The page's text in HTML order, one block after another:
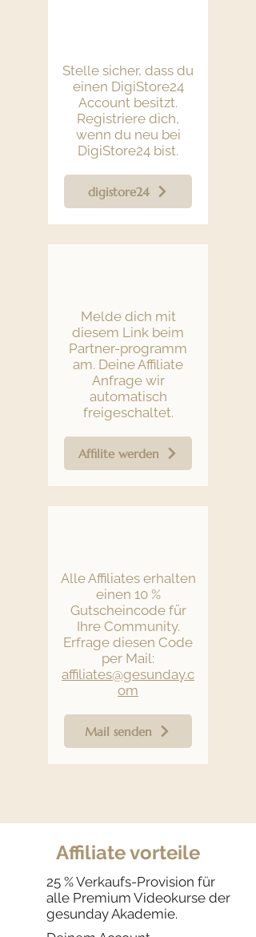
Stelle sicher, dass du
einen DigiStore24
Account besitzt.
Registriere dich,
wenn du neu bei
DigiStore24 bist.
digistore24
Melde dich mit
diesem Link beim
Partner-programm
am. Deine Affiliate
Anfrage wir
automatisch
freigeschaltet.
Affilite werden
Alle Affiliates erhalten
einen 10 %
Gutscheincode für
Ihre Community.
Erfrage diesen Code
per Mail:
affiliates@gesunday.c
om
Mail senden
Affiliate vorteile
25 % Verkaufs-Provision für
alle Premium Videokurse der
gesunday Akademie.